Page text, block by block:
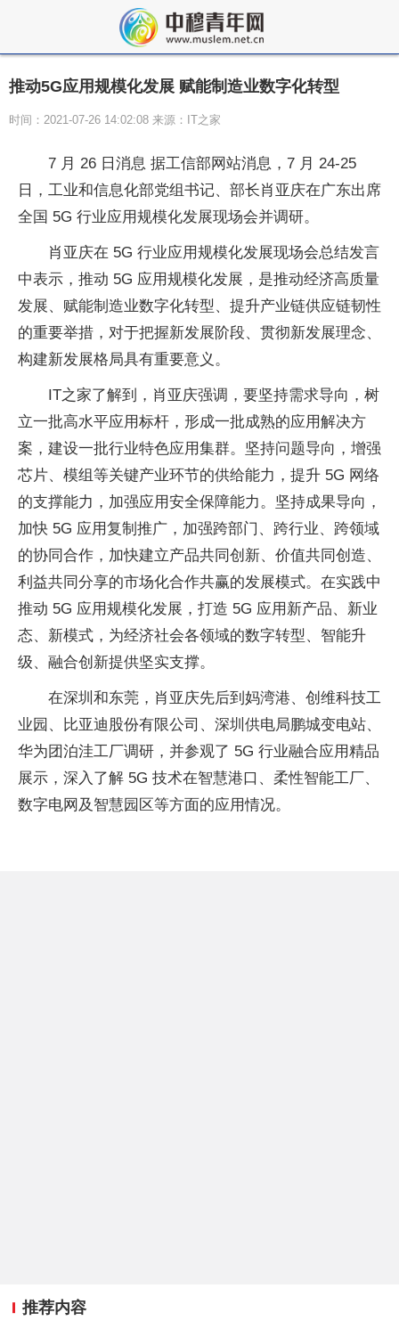
推动5G应用规模化发展 赋能制造业数字化转型
时间：2021-07-26 14:02:08 来源：IT之家
7 月 26 日消息 据工信部网站消息，7 月 24-25
日，工业和信息化部党组书记、部长肖亚庆在广东出席
全国 5G 行业应用规模化发展现场会并调研。
肖亚庆在 5G 行业应用规模化发展现场会总结发言
中表示，推动 5G 应用规模化发展，是推动经济高质量
发展、赋能制造业数字化转型、提升产业链供应链韧性
的重要举措，对于把握新发展阶段、贯彻新发展理念、
构建新发展格局具有重要意义。
IT之家了解到，肖亚庆强调，要坚持需求导向，树
立一批高水平应用标杆，形成一批成熟的应用解决方
案，建设一批行业特色应用集群。坚持问题导向，增强
芯片、模组等关键产业环节的供给能力，提升 5G 网络
的支撑能力，加强应用安全保障能力。坚持成果导向，
加快 5G 应用复制推广，加强跨部门、跨行业、跨领域
的协同合作，加快建立产品共同创新、价值共同创造、
利益共同分享的市场化合作共赢的发展模式。在实践中
推动 5G 应用规模化发展，打造 5G 应用新产品、新业
态、新模式，为经济社会各领域的数字转型、智能升
级、融合创新提供坚实支撑。
在深圳和东莞，肖亚庆先后到妈湾港、创维科技工
业园、比亚迪股份有限公司、深圳供电局鹏城变电站、
华为团泊洼工厂调研，并参观了 5G 行业融合应用精品
展示，深入了解 5G 技术在智慧港口、柔性智能工厂、
数字电网及智慧园区等方面的应用情况。
推荐内容